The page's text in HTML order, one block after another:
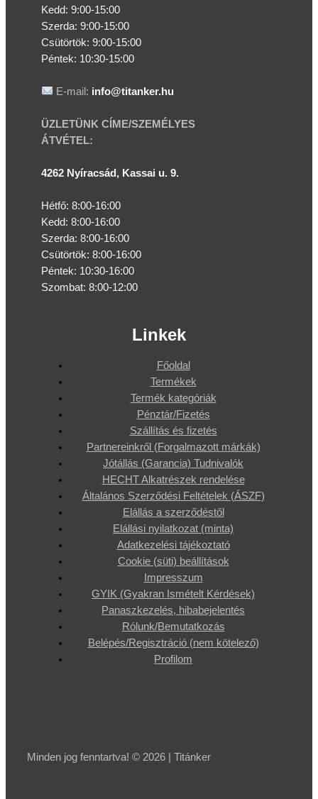
Kedd: 9:00-15:00
Szerda: 9:00-15:00
Csütörtök: 9:00-15:00
Péntek: 10:30-15:00
E-mail: info@titanker.hu
ÜZLETÜNK CÍME/SZEMÉLYES
ÁTVÉTEL:
4262 Nyíracsád, Kassai u. 9.
Hétfő: 8:00-16:00
Kedd: 8:00-16:00
Szerda: 8:00-16:00
Csütörtök: 8:00-16:00
Péntek: 10:30-16:00
Szombat: 8:00-12:00
Linkek
Főoldal
Termékek
Termék kategóriák
Pénztár/Fizetés
Szállítás és fizetés
Partnereinkről (Forgalmazott márkák)
Jótállás (Garancia) Tudnivalók
HECHT Alkatrészek rendelése
Általános Szerződési Feltételek (ÁSZF)
Elállás a szerződéstől
Elállási nyilatkozat (minta)
Adatkezelési tájékoztató
Cookie (süti) beállítások
Impresszum
GYIK (Gyakran Ismételt Kérdések)
Panaszkezelés, hibabejelentés
Rólunk/Bemutatkozás
Belépés/Regisztráció (nem kötelező)
Profilom
Minden jog fenntartva! © 2026 | Titánker